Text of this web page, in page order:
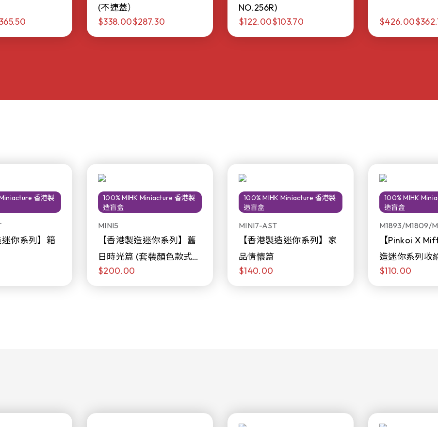
(不連蓋）
$338.00$287.30
NO.256R)
$122.00$103.70 $426.00
香港製
迷你系列】箱
100% MIHK Miniacture 香港製
造盲盒
MINI5
【香港製造迷你系列】舊
日時光篇 (套裝顏色款式隨
機販售)
$200.00
100% MIHK Miniacture 香港製
造盲盒
MINI7-AST
【香港製造迷你系列】家
品情懷篇
$140.00
100% MIHK
造盲盒
M1893/M1809/
【Pinkoi X
造迷你系列收
日限定發售)
$110.00